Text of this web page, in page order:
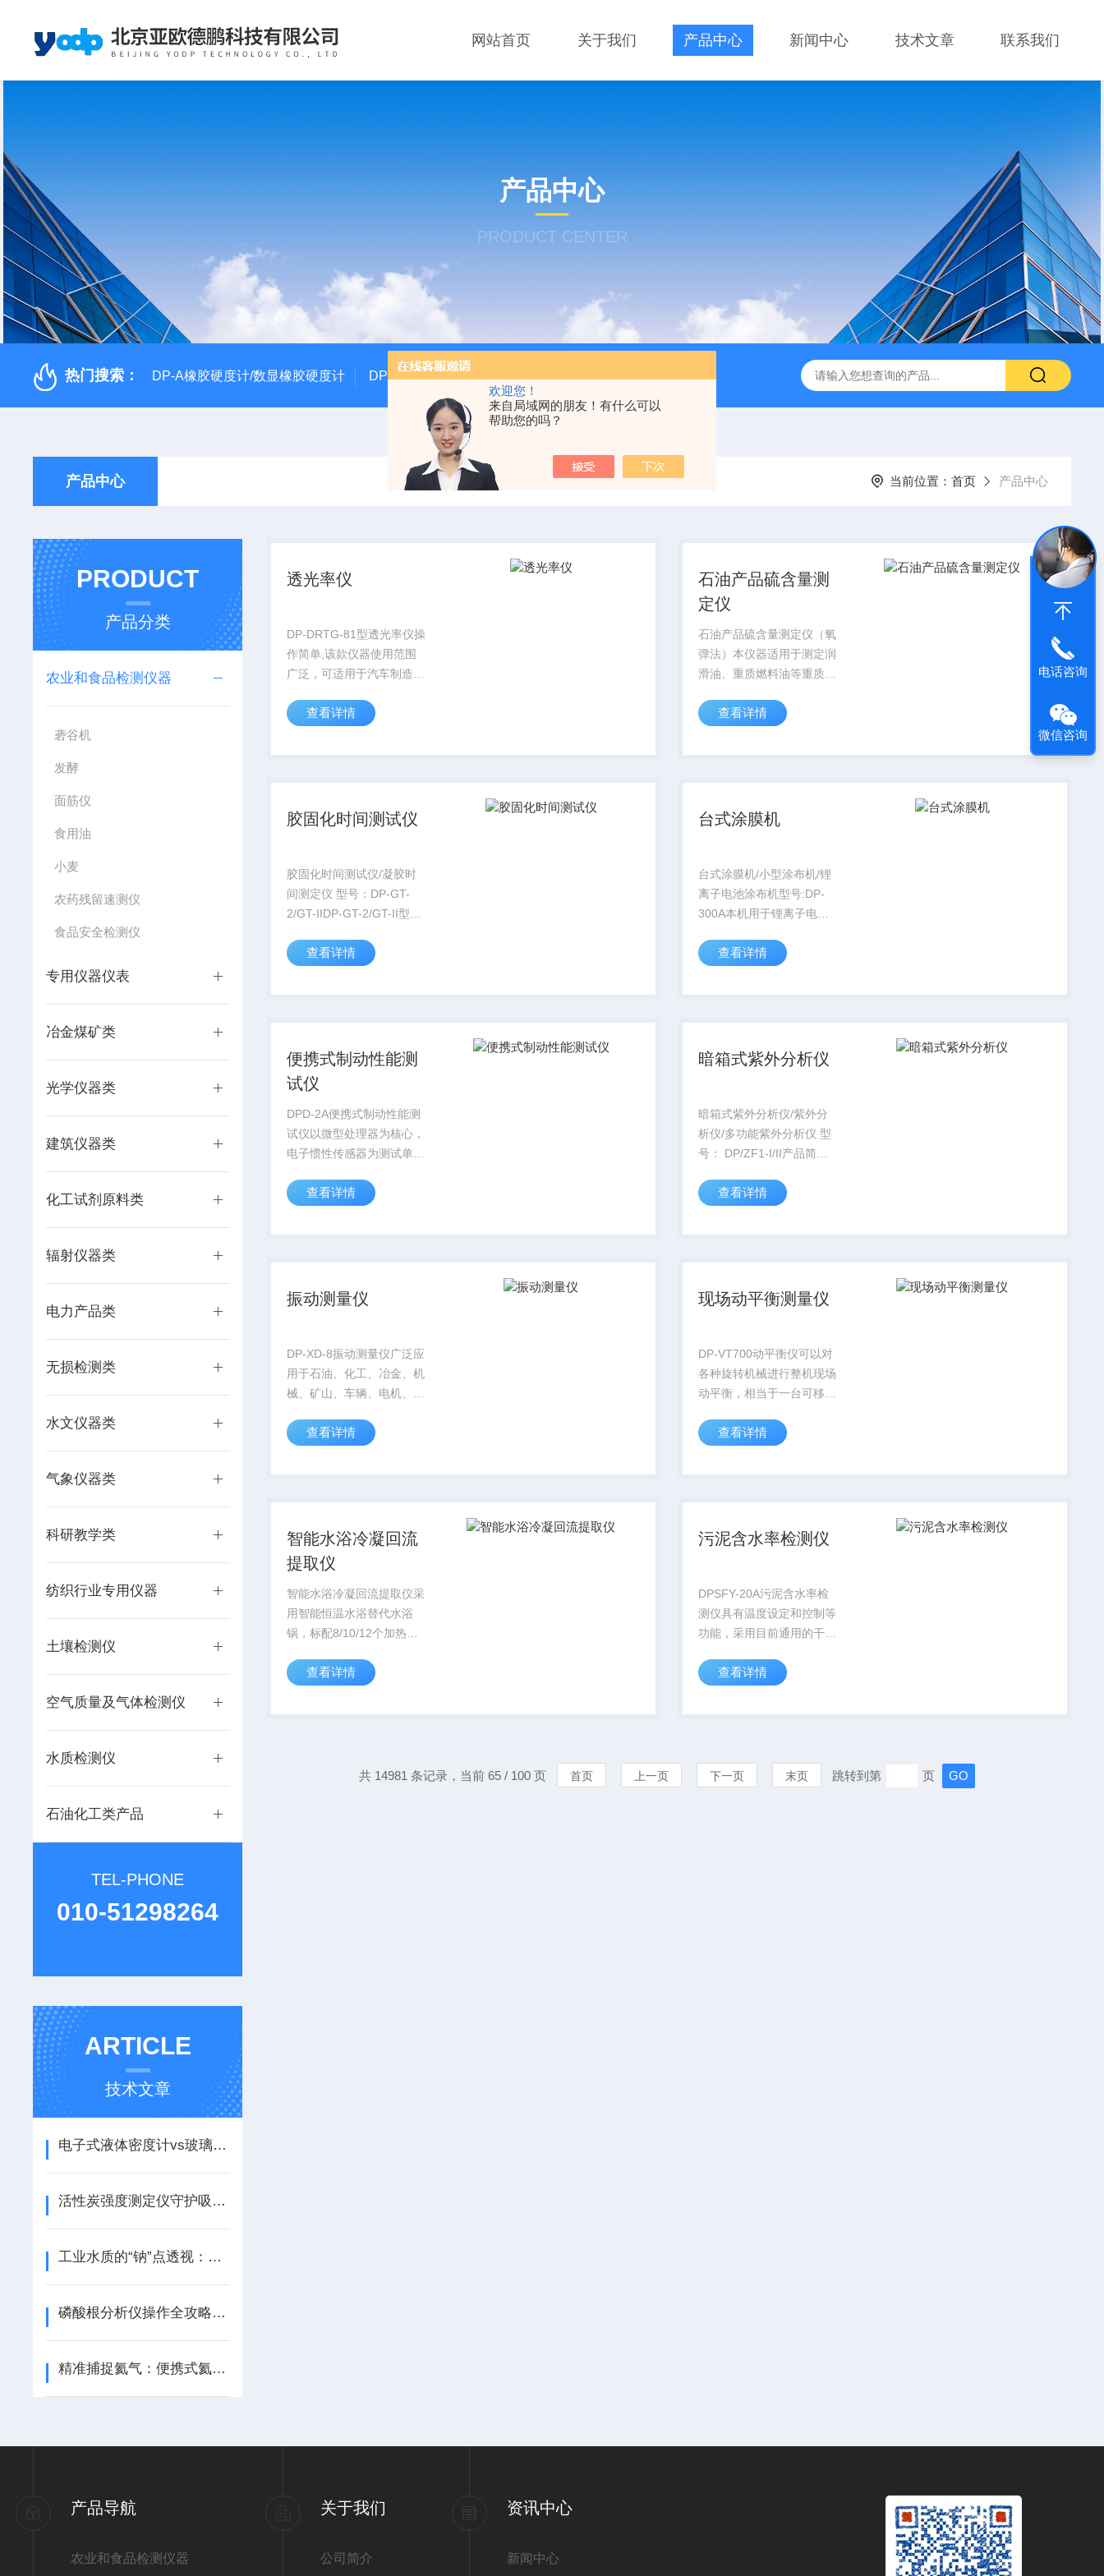
欢迎您！
来自局域网的朋友！有什么可以
帮助您的吗？
网站首页 关于我们 产品中心 新闻中心 技术文章 联系我们
产品中心
PRODUCT CENTER
热门搜索： DP-A橡胶硬度计/数显橡胶硬度计 DP17392汽液两相流实验仪 DP-BCGY-1便携式测仪/测仪 DP-DFYF-109ZS
产品中心 当前位置： 首页 产品中心
PRODUCT
产品分类
农业和食品检测仪器
砻谷机
发酵
面筋仪
食用油
小麦
农药残留速测仪
食品安全检测仪
专用仪器仪表
冶金煤矿类
光学仪器类
建筑仪器类
化工试剂原料类
辐射仪器类
电力产品类
无损检测类
水文仪器类
气象仪器类
科研教学类
纺织行业专用仪器
土壤检测仪
空气质量及气体检测仪
水质检测仪
石油化工类产品
TEL-PHONE
010-51298264
ARTICLE
技术文章
电子式液体密度计vs玻璃浮子式：精度、速度与成本对比
活性炭强度测定仪守护吸附材料的“结构脊梁”
工业水质的“钠”点透视：在线钠离子检测仪的技术逻辑与应用价值
磷酸根分析仪操作全攻略：从开机到精准测量的关键步骤
精准捕捉氦气：便携式氦气检测仪操作全流程指南
透光率仪
DP-DRTG-81型透光率仪操
作简单,该款仪器使用范围
广泛，可适用于汽车制造、
查看详情
石油产品硫含量测
定仪
石油产品硫含量测定仪（氧
弹法）本仪器适用于测定润
滑油、重质燃料油等重质石
系将试样在氧弹中进行燃
氯化钡进行沉淀，以测定试
查看详情
胶固化时间测试仪
胶固化时间测试仪/凝胶时
间测定仪 型号：DP-GT-
2/GT-IIDP-GT-2/GT-II型凝
热耐磨合金材料，用于测试
胶化时间。配有清理时必需
查看详情
台式涂膜机
台式涂膜机/小型涂布机/锂
离子电池涂布机型号:DP-
300A本机用于锂离子电池
适用于适合高等院校及企业
陶瓷类薄膜、晶体类薄膜、
查看详情
便携式制动性能测
试仪
DPD-2A便携式制动性能测
试仪以微型处理器为核心，
电子惯性传感器为测试单元
检测站、机动车生产企业快
制动减速度MFDD、制动协
查看详情
暗箱式紫外分析仪
暗箱式紫外分析仪/紫外分
析仪/多功能紫外分析仪 型
号： DP/ZF1-I/II产品简
分析仪:透射滤色片：
302nm，反射滤色片：20...
查看详情
振动测量仪
DP-XD-8振动测量仪广泛应
用于石油、化工、冶金、机
械、矿山、车辆、电机、转
查看详情
现场动平衡测量仪
DP-VT700动平衡仪可以对
各种旋转机械进行整机现场
动平衡，相当于一台可移动
VT700型现场动平衡测量仪
面，只需按一下按键，便知
查看详情
智能水浴冷凝回流
提取仪
智能水浴冷凝回流提取仪采
用智能恒温水浴替代水浴
锅，标配8/10/12个加热单
内置多个测温点，水浴温控
力搅拌，自动控温，且缺水
查看详情
污泥含水率检测仪
DPSFY-20A污泥含水率检
测仪具有温度设定和控制等
功能，采用目前通用的干燥
仪器，它采用称重系统称重
干燥样品，在干燥过程中，
查看详情
共 14981 条记录，当前 65 / 100 页 首页 上一页 下一页 末页 跳转到第 页
产品导航
农业和食品检测仪器
关于我们
公司简介
资讯中心
新闻中心
电话咨询
微信咨询